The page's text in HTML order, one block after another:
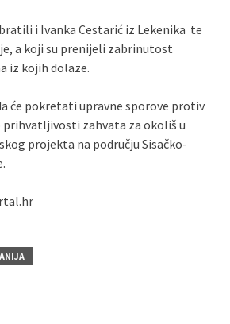
i Ivanka Cestarić iz Lekenika te
a koji su prenijeli zabrinutost
iz kojih dolaze.
će pokretati upravne sporove protiv
zahvata za okoliš u
projekta na području Sisačko-